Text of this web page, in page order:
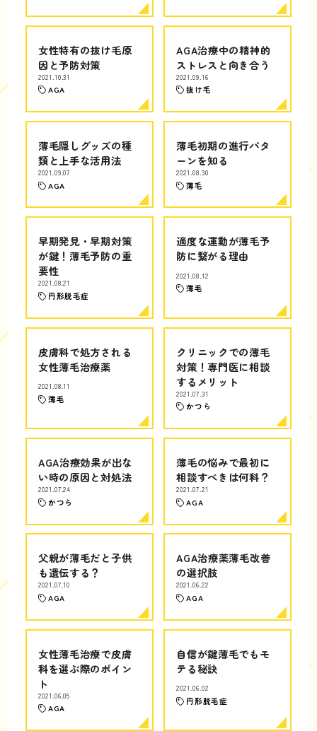
女性特有の抜け毛原
因と予防対策
2021.10.31
AGA
AGA治療中の精神的
ストレスと向き合う
2021.09.16
抜け毛
薄毛隠しグッズの種
類と上手な活用法
2021.09.07
AGA
薄毛初期の進行パタ
ーンを知る
2021.08.30
薄毛
早期発見・早期対策
が鍵！薄毛予防の重
要性
2021.08.21
円形脱毛症
適度な運動が薄毛予
防に繋がる理由
2021.08.12
薄毛
皮膚科で処方される
女性薄毛治療薬
2021.08.11
薄毛
クリニックでの薄毛
対策！専門医に相談
するメリット
2021.07.31
かつら
AGA治療効果が出な
い時の原因と対処法
2021.07.24
かつら
薄毛の悩みで最初に
相談すべきは何科？
2021.07.21
AGA
父親が薄毛だと子供
も遺伝する？
2021.07.10
AGA
AGA治療薬薄毛改善
の選択肢
2021.06.22
AGA
女性薄毛治療で皮膚
科を選ぶ際のポイン
ト
2021.06.05
AGA
自信が鍵薄毛でもモ
テる秘訣
2021.06.02
円形脱毛症